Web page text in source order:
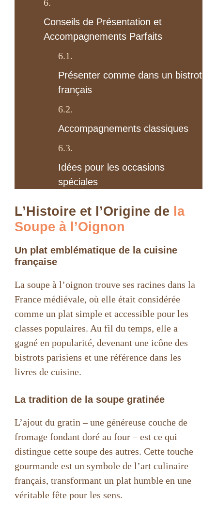
Conseils de Présentation et
Accompagnements Parfaits
Présenter comme dans un bistrot
français
Accompagnements classiques
Idées pour les occasions
spéciales
L’Histoire et l’Origine de la
Soupe à l’Oignon
Un plat emblématique de la cuisine
française
La soupe à l’oignon trouve ses racines dans la
France médiévale, où elle était considérée
comme un plat simple et accessible pour les
classes populaires. Au fil du temps, elle a
gagné en popularité, devenant une icône des
bistrots parisiens et une référence dans les
livres de cuisine.
La tradition de la soupe gratinée
L’ajout du gratin – une généreuse couche de
fromage fondant doré au four – est ce qui
distingue cette soupe des autres. Cette touche
gourmande est un symbole de l’art culinaire
français, transformant un plat humble en une
véritable fête pour les sens.